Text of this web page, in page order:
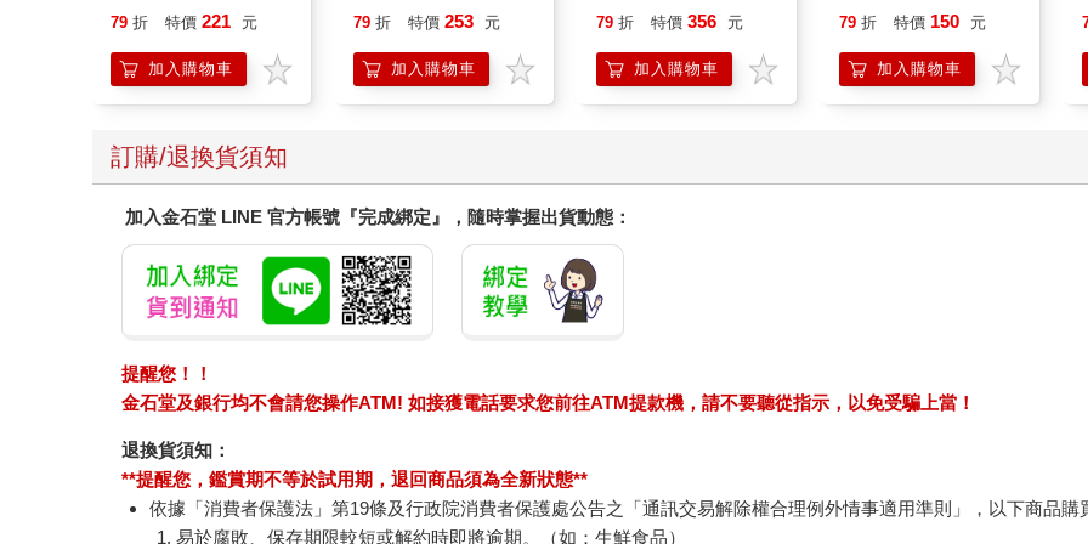
79 折 特價 221 元
加入購物車
79 折 特價 253 元
加入購物車
79 折 特價 356 元
加入購物車
79 折 特價 150 元
加入購物車
訂購/退換貨須知
加入金石堂 LINE 官方帳號『完成綁定』，隨時掌握出貨動態：
提醒您！！
金石堂及銀行均不會請您操作ATM! 如接獲電話要求您前往ATM提款機，請不要聽從指示，以免受騙上當！
退換貨須知：
**提醒您，鑑賞期不等於試用期，退回商品須為全新狀態**
依據「消費者保護法」第19條及行政院消費者保護處公告之「通訊交易解除權合理例外情事適用準則」，以下商品
易於腐敗、保存期限較短或解約時即將逾期。（如：生鮮食品）